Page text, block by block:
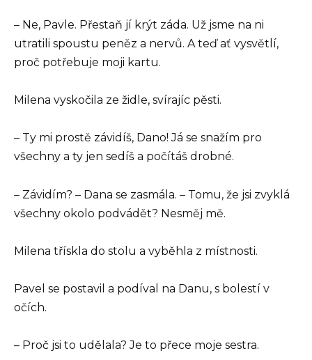
– Ne, Pavle. Přestaň jí krýt záda. Už jsme na ni
utratili spoustu peněz a nervů. A teď ať vysvětlí,
proč potřebuje moji kartu.
Milena vyskočila ze židle, svírajíc pěsti.
– Ty mi prostě závidíš, Dano! Já se snažím pro
všechny a ty jen sedíš a počítáš drobné.
– Závidím? – Dana se zasmála. – Tomu, že jsi zvyklá
všechny okolo podvádět? Nesměj mě.
Milena třískla do stolu a vyběhla z místnosti.
Pavel se postavil a podíval na Danu, s bolestí v
očích.
– Proč jsi to udělala? Je to přece moje sestra.